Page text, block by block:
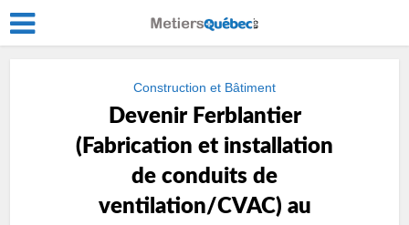
Construction et Bâtiment
Devenir Ferblantier
(Fabrication et installation
de conduits de
ventilation/CVAC) au